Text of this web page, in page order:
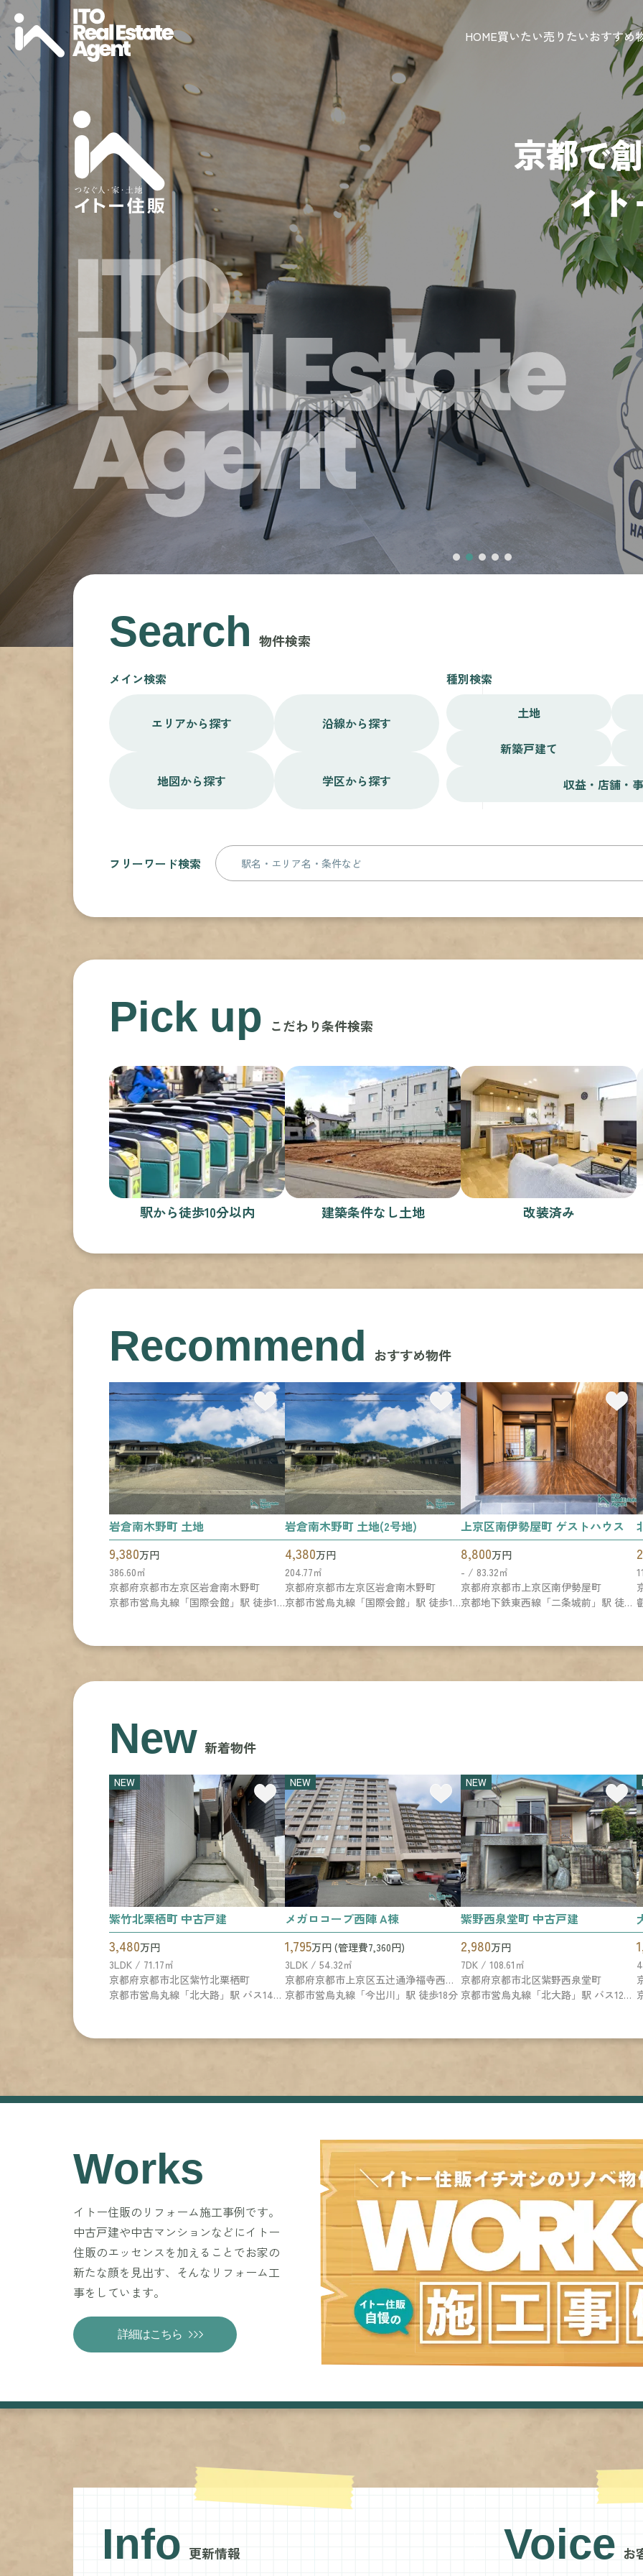
HOME買いたい売りたいおすすめ
Search 物件検索
メイン検索
エリアから探す 沿線から探す
地図から探す 学区から探す
種別検索
土地
新築戸建て
収益・店舗・
フリーワード検索
Pick up こだわり条件検索
駅から徒歩10分以内 建築条件なし土地 改装済み
Recommend おすすめ物件
岩倉南木野町 土地
9,380万円
386.60㎡
京都府京都市左京区岩倉南木野町
京都市営烏丸線「国際会館」駅 徒歩16分
岩倉南木野町 土地(2号地)
4,380万円
204.77㎡
京都府京都市左京区岩倉南木野町
京都市営烏丸線「国際会館」駅 徒歩16分
上京区南伊勢屋町 ゲストハウス
8,800万円
- / 83.32㎡
京都府京都市上京区南伊勢屋町
京都地下鉄東西線「二条城前」駅 徒歩14分
New 新着物件
NEW
紫竹北栗栖町 中古戸建
3,480万円
3LDK / 71.17㎡
京都府京都市北区紫竹北栗栖町
京都市営烏丸線「北大路」駅 バス14分 京都市営バス「玄琢下」 停歩5分
NEW
メガロコープ西陣 A棟
1,795万円 (管理費7,360円)
3LDK / 54.32㎡
京都府京都市上京区五辻通浄福寺西入一色町
京都市営烏丸線「今出川」駅 徒歩18分
NEW
紫野西泉堂町 中古戸建
2,980万円
7DK / 108.61㎡
京都府京都市北区紫野西泉堂町
京都市営烏丸線「北大路」駅 バス12分 京都市営バス「旭ケ丘」 停歩3分
Works
イトー住販のリフォーム施工事例です。
中古戸建や中古マンションなどにイトー
住販のエッセンスを加えることでお家の
新たな顔を見出す、そんなリフォーム工
事をしています。
詳細はこちら
Info 更新情報 Voice お